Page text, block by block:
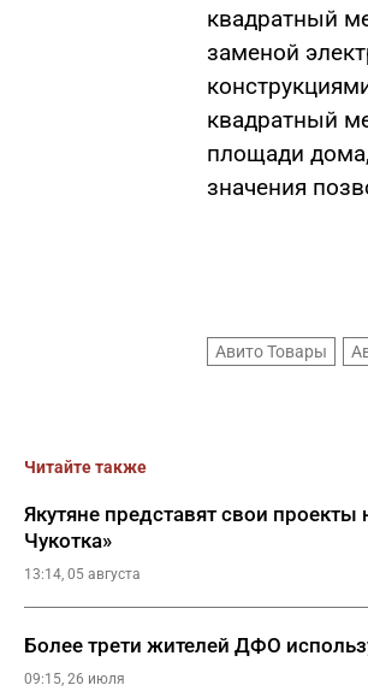
квадратный
заменой
квадратный
площади
значения
Авито Товары
Читайте также
Якутяне представят свои
Чукотка»
13:14, 05 августа
Более трети жителей ДФО
09:15, 26 июля